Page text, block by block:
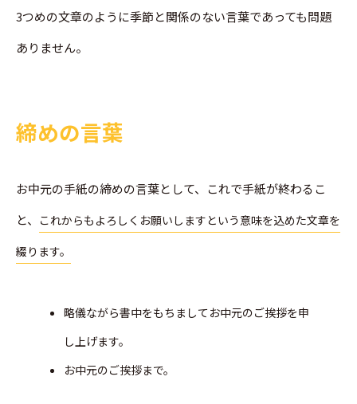
3つめの文章のように季節と関係のない言葉であっても問題
ありません。
締めの言葉
お中元の手紙の締めの言葉として、これで手紙が終わるこ
と、
これからもよろしくお願いしますという意味を込めた文章を
綴ります。
略儀ながら書中をもちましてお中元のご挨拶を申
し上げます。
お中元のご挨拶まで。